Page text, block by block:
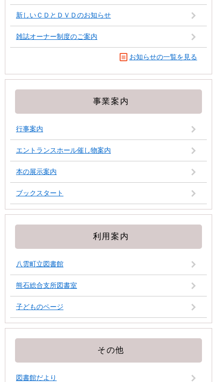
新しいＣＤとＤＶＤのお知らせ
雑誌オーナー制度のご案内
お知らせの一覧を見る
事業案内
行事案内
エントランスホール催し物案内
本の展示案内
ブックスタート
利用案内
八雲町立図書館
熊石総合支所図書室
子どものページ
その他
図書館だより